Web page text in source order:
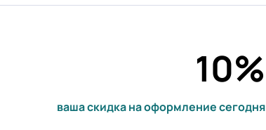
10%
ваша скидка на оформление сегодня